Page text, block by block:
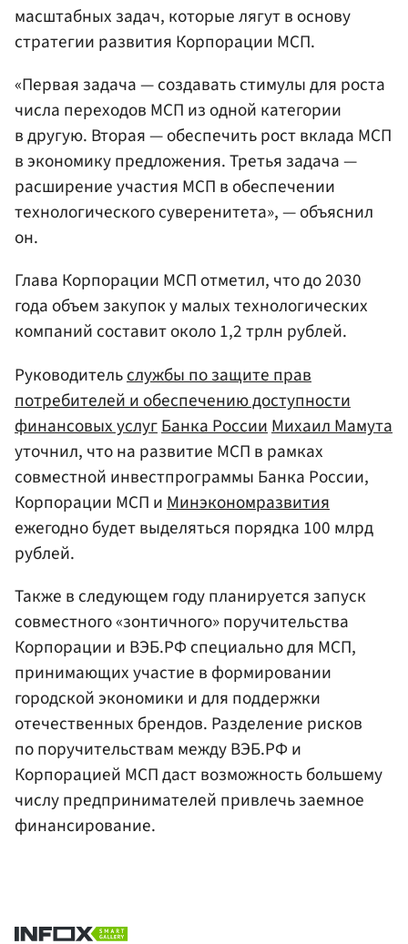
масштабных задач, которые лягут в основу
стратегии развития Корпорации МСП.
«Первая задача — создавать стимулы для роста
числа переходов МСП из одной категории
в другую. Вторая — обеспечить рост вклада МСП
в экономику предложения. Третья задача —
расширение участия МСП в обеспечении
технологического суверенитета», — объяснил
он.
Глава Корпорации МСП отметил, что до 2030
года объем закупок у малых технологических
компаний составит около 1,2 трлн рублей.
Руководительслужбы по защите прав
потребителей и обеспечению доступности
финансовых услугБанка РоссииМихаил Мамута
уточнил, что на развитие МСП в рамках
совместной инвестпрограммы Банка России,
Корпорации МСП иМинэкономразвития
ежегодно будет выделяться порядка 100 млрд
рублей.
Также в следующем году планируется запуск
совместного «зонтичного» поручительства
Корпорации и ВЭБ.РФ специально для МСП,
принимающих участие в формировании
городской экономики и для поддержки
отечественных брендов. Разделение рисков
по поручительствам между ВЭБ.РФ и
Корпорацией МСП даст возможность большему
числу предпринимателей привлечь заемное
финансирование.